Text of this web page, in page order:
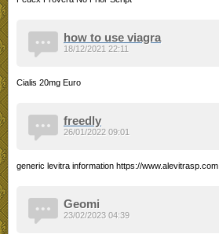
how to use viagra
Cialis 20mg Euro
18/12/2021 22:11
freedly
generic levitra information https://www.alevitrasp.com
26/01/2022 09:01
Geomi
23/02/2023 04:39